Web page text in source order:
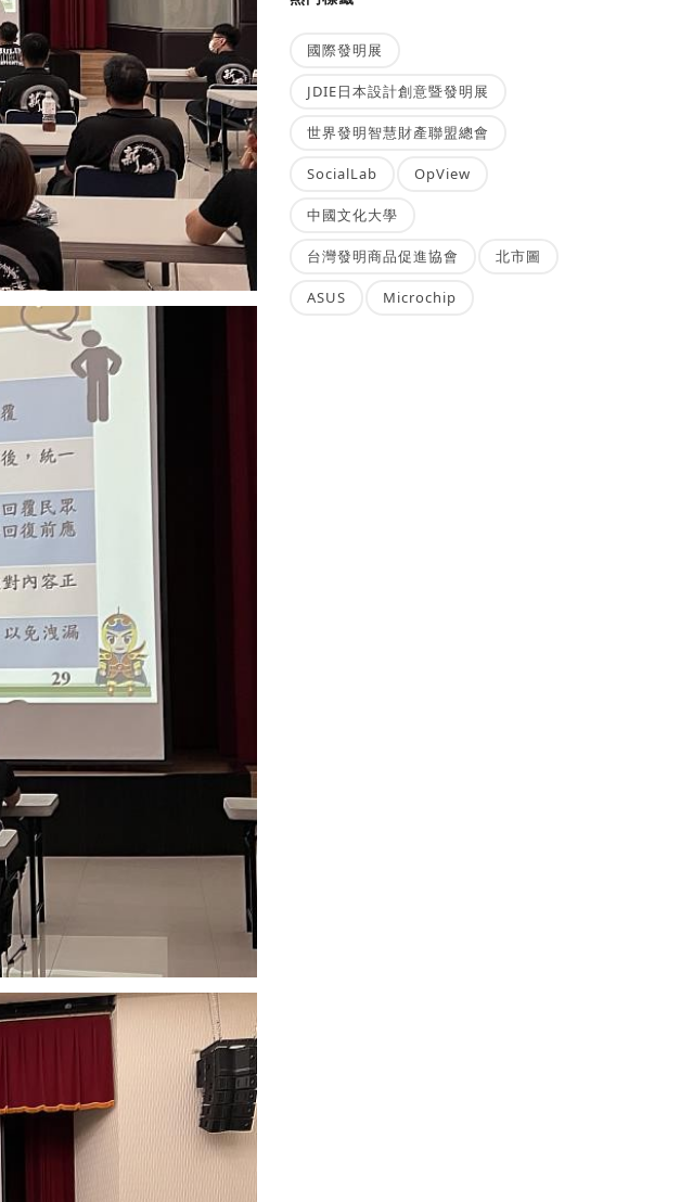
國際發明展
JDIE日本設計創意暨發明展
世界發明智慧財產聯盟總會
SocialLab OpView
中國文化大學
台灣發明商品促進協會 北市圖
ASUS Microchip